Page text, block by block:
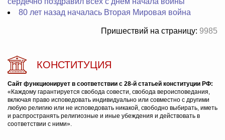
80 лет назад началась Вторая Мировая война
Пришествий на страницу: 9985
КОНСТИТУЦИЯ
Сайт функционирует в соответствии с 28-й статьей конституции РФ:
«Каждому гарантируется свобода совести, свобода вероисповедания,
включая право исповедовать индивидуально или совместно с другими
любую религию или не исповедовать никакой, свободно выбирать, иметь
и распространять религиозные и иные убеждения и действовать в
соответствии с ними».